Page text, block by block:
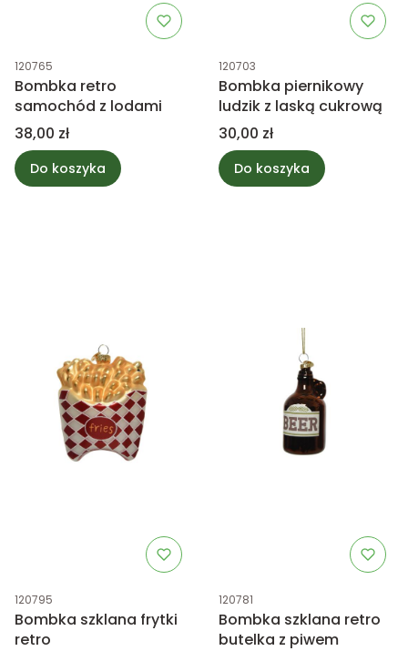
Kod produktu
120765
Bombka retro
samochód z lodami
Cena
38,00 zł
Do koszyka
Kod produktu
120703
Bombka piernikowy
ludzik z laską cukrową
Cena
30,00 zł
Do koszyka
Kod produktu
120795
Bombka szklana frytki
retro
Kod produktu
120781
Bombka szklana retro
butelka z piwem